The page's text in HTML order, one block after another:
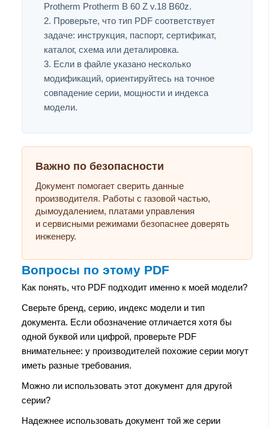
Protherm Protherm B 60 Z v.18 B60z.
Проверьте, что тип PDF соответствует
задаче: инструкция, паспорт, сертификат,
каталог, схема или деталировка.
Если в файле указано несколько
модификаций, ориентируйтесь на точное
совпадение серии, мощности и индекса
модели.
Важно по безопасности
Документ помогает сверить данные
производителя. Работы с газовой частью,
дымоудалением, платами управления
и сервисными режимами безопаснее доверять
инженеру.
Вопросы по этому PDF
Как понять, что PDF подходит именно к моей модели?
Сверьте бренд, серию, индекс модели и тип
документа. Если обозначение отличается хотя бы
одной буквой или цифрой, проверьте PDF
внимательнее: у производителей похожие серии могут
иметь разные требования.
Можно ли использовать этот документ для другой
серии?
Надежнее использовать документ той же серии